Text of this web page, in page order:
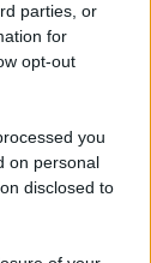
parties, or
for
opt-out
you
on personal
disclosed to
Belgio,
la vita